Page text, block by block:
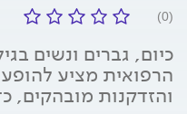
(0)
הרפואית מציע
והזדקנות מובהקים,